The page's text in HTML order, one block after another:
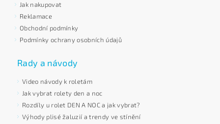
Jak nakupovat
Reklamace
Obchodní podmínky
Podmínky ochrany osobních údajů
Rady a návody
Video návody k roletám
Jak vybrat rolety den a noc
Rozdíly u rolet DEN A NOC a jak vybrat?
Výhody plisé žaluzií a trendy ve stínění